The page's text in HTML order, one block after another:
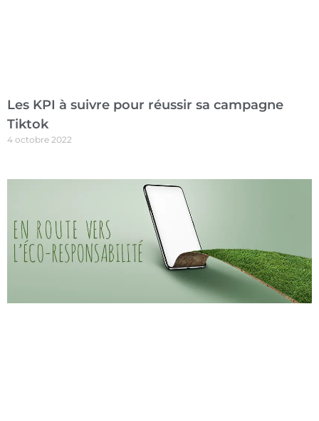
Les KPI à suivre pour réussir sa campagne
Tiktok
4 octobre 2022